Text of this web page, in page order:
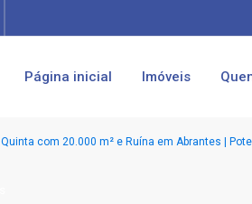
Página inicial Imóveis
Quinta com 20.000 m² e Ruína em Abrantes |